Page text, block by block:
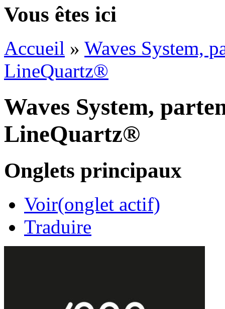
Vous êtes ici
Accueil » Waves System,
LineQuartz®
Waves System,
LineQuartz®
Onglets principaux
Voir(onglet actif)
Traduire